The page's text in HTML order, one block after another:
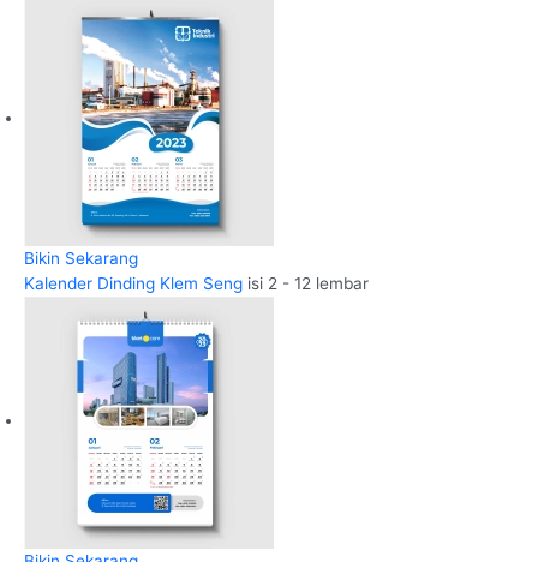
Bikin Sekarang
Kalender Dinding Klem Seng isi 2 - 12 lembar